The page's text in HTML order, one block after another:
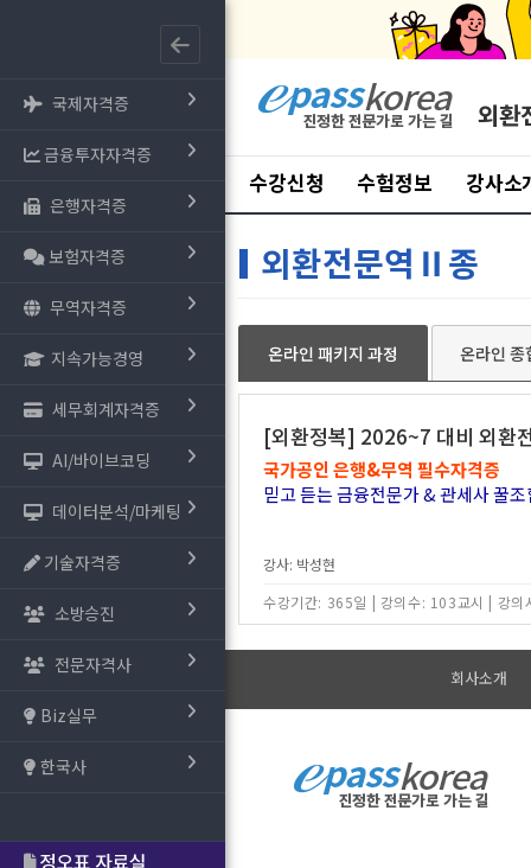
국제자격증
금융투자자격증
은행자격증
보험자격증
무역자격증
지속가능경영
세무회계자격증
AI/바이브코딩
데이터분석/마케팅
기술자격증
소방승진
전문자격사
Biz실무
한국사
외
수강신청 수험정보 강사소
외환전문역Ⅱ종
온라인 패키지 과정 온라인 종
[외환정복] 2026~7 대비 외
국가공인 은행&무역 필수자격증
믿고 듣는 금융전문가 & 관세사 꿀조
강사: 박성현
수강기간: 365일 | 강의수: 103교시 | 강의
회사소개